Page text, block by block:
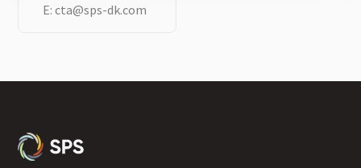
E: cta@sps-dk.com